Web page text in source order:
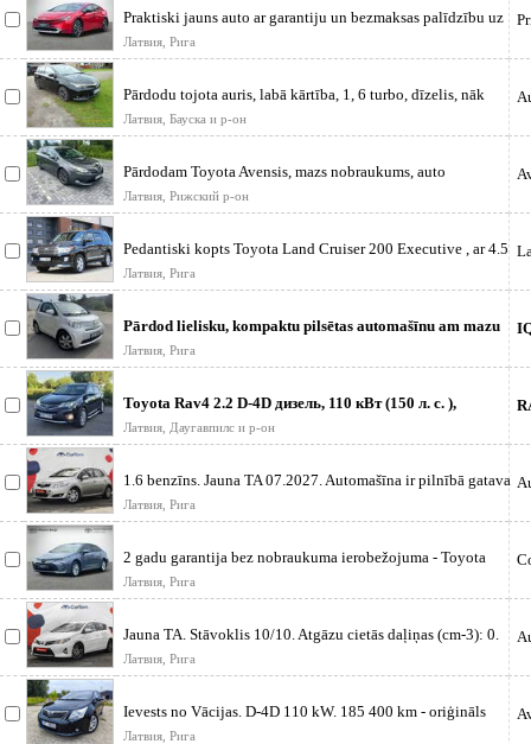
Praktiski jauns auto ar garantiju un bezmaksas palīdzību uz
ceļa. Ziemas un
Латвия, Рига
Pārdodu tojota auris, labā kārtība, 1, 6 turbo, dīzelis, nāk
līdzi ziemas ri
Латвия, Бауска и р-он
Pārdodam Toyota Avensis, mazs nobraukums, auto
izmantots kā otrais ģimenes a
Латвия, Рижский р-он
Pedantiski kopts Toyota Land Cruiser 200 Executive , ar 4.5
272 Zs (200kW) m
Латвия, Рига
Pārdod lielisku, kompaktu pilsētas automašīnu am mazu
nobraukumu 98000 km K
Латвия, Рига
Toyota Rav4 2.2 D-4D дизель, 110 кВт (150 л. с. ),
автомат, Awd 4×4. Надеж
Латвия, Даугавпилс и р-он
1.6 benzīns. Jauna TA 07.2027. Automašīna ir pilnībā gatava
ekspluatācijai.
Латвия, Рига
2 gadu garantija bez nobraukuma ierobežojuma - Toyota
Approved un bezmaksas
Латвия, Рига
Jauna TA. Stāvoklis 10/10. Atgāzu cietās daļiņas (cm-3): 0.
Toyota Auris,
Латвия, Рига
Ievests no Vācijas. D-4D 110 kW. 185 400 km - oriģināls
nobraukums. Toyota A
Латвия, Рига